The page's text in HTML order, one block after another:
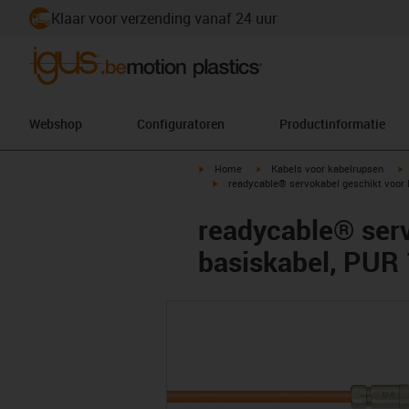
Klaar voor verzending vanaf 24 uur
Webshop Configuratoren Productinformatie
igus-icon-arrow-right
Home igus-icon-arrow-right
Kabels voor kabelrupsen
igus-icon-arrow-right
readycable® servokabel geschikt voor
readycable®
basiskabel,